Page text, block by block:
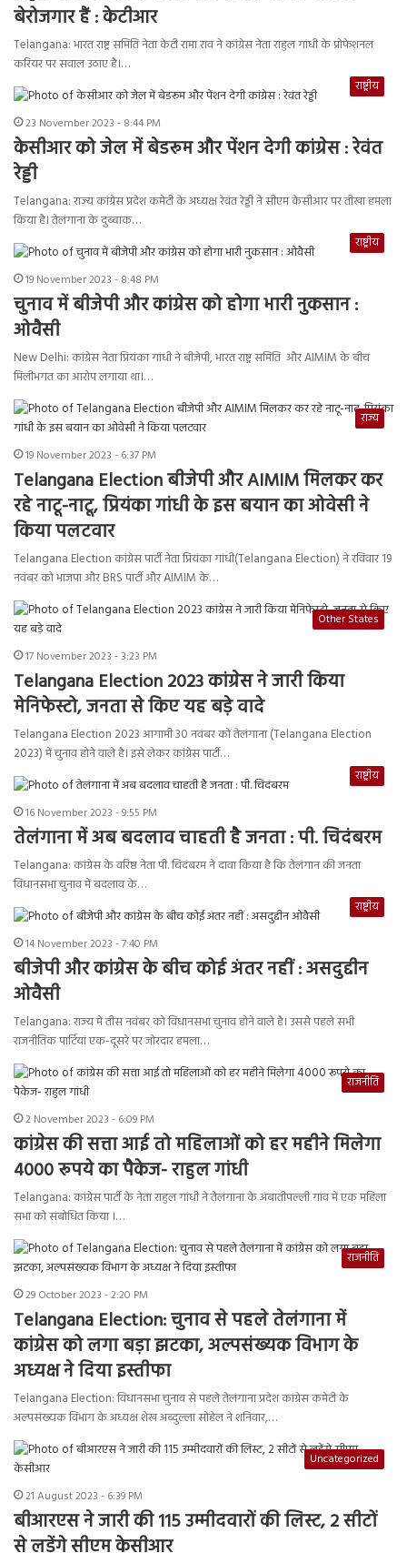
बेरोजगार हैं : केटीआर
Telangana: भारत राष्ट्र समिति नेता केटी रामा राव ने कांग्रेस नेता राहुल गांधी के प्रोफेशनल
करियर पर सवाल उठाए है।…
राष्ट्रीय
23 November 2023 - 8:44 PM
केसीआर को जेल में बेडरूम और पेंशन देगी कांग्रेस : रेवंत
रेड्डी
Telangana: राज्य कांग्रेस प्रदेश कमेटी के अध्यक्ष रेवंत रेड्डी ने सीएम केसीआर पर तीखा हमला
किया है। तेलंगाना के दुब्बाक…
राष्ट्रीय
19 November 2023 - 8:48 PM
चुनाव में बीजेपी और कांग्रेस को होगा भारी नुकसान :
ओवैसी
New Delhi: कांग्रेस नेता प्रियंका गांधी ने बीजेपी, भारत राष्ट्र समिति और AIMIM के बीच
मिलीभगत का आरोप लगाया था।…
राज्य
19 November 2023 - 6:37 PM
Telangana Election बीजेपी और AIMIM मिलकर कर
रहे नाटू-नाटू, प्रियंका गांधी के इस बयान का ओवेसी ने
किया पलटवार
Telangana Election कांग्रेस पार्टी नेता प्रियंका गांधी(Telangana Election) ने रविवार 19
नवंबर को भाजपा और BRS पार्टी और AIMIM के…
Other States
17 November 2023 - 3:23 PM
Telangana Election 2023 कांग्रेस ने जारी किया
मेनिफेस्टो, जनता से किए यह बड़े वादे
Telangana Election 2023 आगामी 30 नवंबर को तेलंगाना (Telangana Election
2023) में चुनाव होने वाले है। इसे लेकर कांग्रेस पार्टी…
राष्ट्रीय
16 November 2023 - 9:55 PM
तेलंगाना में अब बदलाव चाहती है जनता : पी. चिदंबरम
Telangana: कांग्रेस के वरिष्ठ नेता पी. चिदंबरम ने दावा किया है कि तेलंगान की जनता
विधानसभा चुनाव में बदलाव के…
राष्ट्रीय
14 November 2023 - 7:40 PM
बीजेपी और कांग्रेस के बीच कोई अंतर नहीं : असदुद्दीन
ओवैसी
Telangana: राज्य में तीस नवंबर को विधानसभा चुनाव होने वाले है। उससे पहले सभी
राजनीतिक पार्टियां एक-दूसरे पर जोरदार हमला…
राजनीति
2 November 2023 - 6:09 PM
कांग्रेस की सत्ता आई तो महिलाओं को हर महीने मिलेगा
4000 रूपये का पैकेज- राहुल गांधी
Telangana: कांग्रेस पार्टी के नेता राहुल गांधी ने तेलंगाना के अंबातीपल्ली गांव में एक महिला
सभा को संबोधित किया ।…
राजनीति
29 October 2023 - 2:20 PM
Telangana Election: चुनाव से पहले तेलंगाना में
कांग्रेस को लगा बड़ा झटका, अल्पसंख्यक विभाग के
अध्यक्ष ने दिया इस्तीफा
Telangana Election: विधानसभा चुनाव से पहले तेलंगाना प्रदेश कांग्रेस कमेटी के
अल्पसंख्यक विभाग के अध्यक्ष शेख अब्दुल्ला सोहेल ने शनिवार,…
Uncategorized
21 August 2023 - 6:39 PM
बीआरएस ने जारी की 115 उम्मीदवारों की लिस्ट, 2 सीटों